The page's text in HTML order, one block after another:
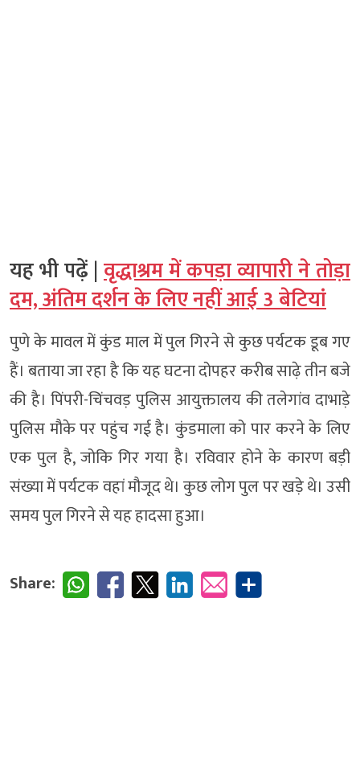
यह भी पढ़ें |वृद्धाश्रम में कपड़ा व्यापारी ने तोड़ा
दम, अंतिम दर्शन के लिए नहीं आई 3 बेटियां
पुणे के मावल में कुंड माल में पुल गिरने से कुछ पर्यटक डूब गए
हैं। बताया जा रहा है कि यह घटना दोपहर करीब साढ़े तीन बजे
की है। पिंपरी-चिंचवड़ पुलिस आयुक्तालय की तलेगांव दाभाड़े
पुलिस मौके पर पहुंच गई है। कुंडमाला को पार करने के लिए
एक पुल है, जोकि गिर गया है। रविवार होने के कारण बड़ी
संख्या में पर्यटक वहां मौजूद थे। कुछ लोग पुल पर खड़े थे। उसी
समय पुल गिरने से यह हादसा हुआ।
Share: